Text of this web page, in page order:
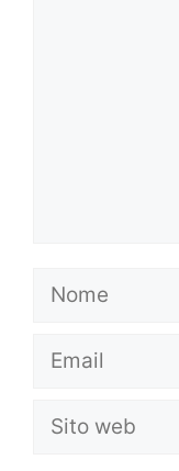
Nome
Email
Sito